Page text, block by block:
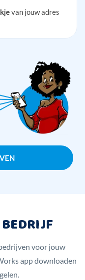
van jouw adres
voor jouw
app downloaden